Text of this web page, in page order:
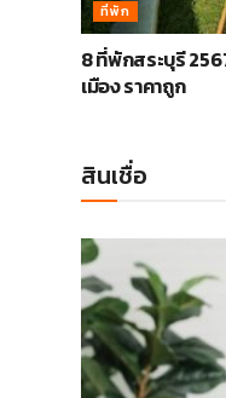
ที่พัก
8 ที่พักสระบุรี
เมือง ราคาถูก
สินเชื่อ